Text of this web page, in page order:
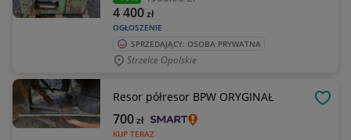
OGŁOSZENIE
4 400zł
SPRZEDAJĄCY: OSOBA PRYWATNA
Strzelce Opolskie
Resor półresor BPW ORYGINAŁ
KUP TERAZ
700zł